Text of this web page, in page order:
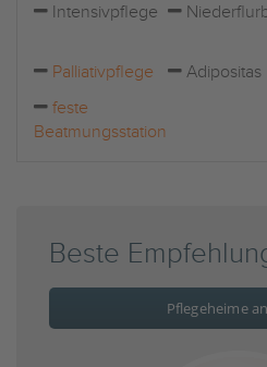
Intensivpflege
Palliativpflege
Adipositas
feste
Beatmungsstation
Beste
Pflegeheime